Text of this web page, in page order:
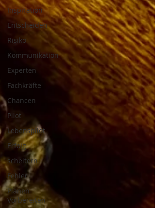
Inspiration
Entscheiden
Risiko
Kommunikation
Experten
Fachkräfte
Chancen
Pilot
Lebenspilot
Erfolg
scheitern
Fehler
Planen
Vorbereiten